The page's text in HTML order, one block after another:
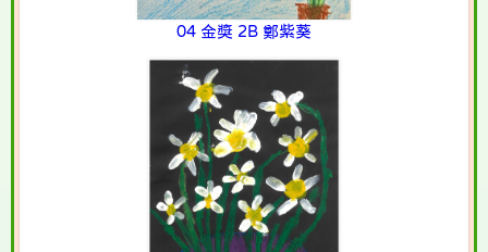
04 金獎 2B 鄭紫葵